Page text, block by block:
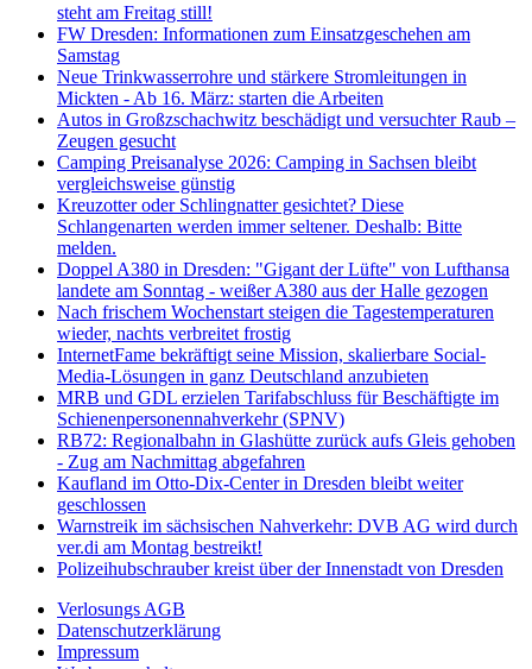
steht am Freitag still!
FW Dresden: Informationen zum Einsatzgeschehen am
Samstag
Neue Trinkwasserrohre und stärkere Stromleitungen in
Mickten - Ab 16. März: starten die Arbeiten
Autos in Großzschachwitz beschädigt und versuchter Raub –
Zeugen gesucht
Camping Preisanalyse 2026: Camping in Sachsen bleibt
vergleichsweise günstig
Kreuzotter oder Schlingnatter gesichtet? Diese
Schlangenarten werden immer seltener. Deshalb: Bitte
melden.
Doppel A380 in Dresden: "Gigant der Lüfte" von Lufthansa
landete am Sonntag - weißer A380 aus der Halle gezogen
Nach frischem Wochenstart steigen die Tagestemperaturen
wieder, nachts verbreitet frostig
InternetFame bekräftigt seine Mission, skalierbare Social-
Media-Lösungen in ganz Deutschland anzubieten
MRB und GDL erzielen Tarifabschluss für Beschäftigte im
Schienenpersonennahverkehr (SPNV)
RB72: Regionalbahn in Glashütte zurück aufs Gleis gehoben
- Zug am Nachmittag abgefahren
Kaufland im Otto-Dix-Center in Dresden bleibt weiter
geschlossen
Warnstreik im sächsischen Nahverkehr: DVB AG wird durch
ver.di am Montag bestreikt!
Polizeihubschrauber kreist über der Innenstadt von Dresden
Verlosungs AGB
Datenschutzerklärung
Impressum